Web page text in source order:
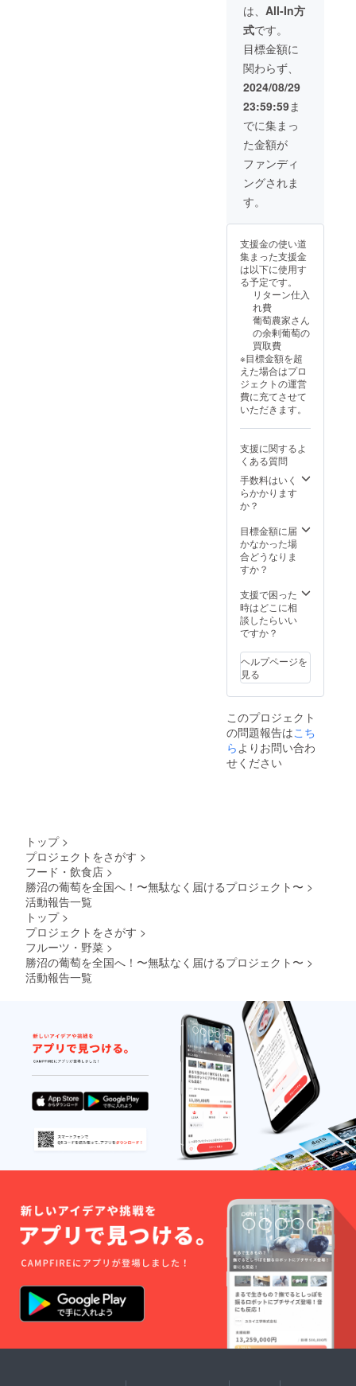
お召し
上がり
頂くこ
とをお
勧めい
たしま
す。冷
蔵保存
される
場合
は、2~3
日目安
をお勧
めいた
しま
の為、1
りの重
量は目
安とな
りま
す。 ※
に実が
取れて
しまう
場合が
ござい
ます。
※葡萄の
梱包や
配送に
して、
最善を
尽くし
ます。
法】通
常便(常
温便)
【賞味
期限、
保存方
法】到
着後、
30分~1
時間程
冷やし
てから
できる
だけお
早めに
頂くこ
勧めい
たしま
す。冷
蔵保存
される
は、2~3
日目安
をお勧
めいた
しま
す。 ※
農産物
の為、1
房あた
量は目
安とな
りま
す。 ※
配送中
取れて
しまう
場合が
ござい
※葡萄の
梱包や
配送に
つきま
最善を
尽くし
ます。
は、 All-In方
式です。
目標金額に
関わらず、
2024/08/29
23:59:59ま
でに集まっ
た金額が
ファンディ
ングされま
す。
支援金の使い道
集まった支援金
は以下に使用す
る予定です。
リターン仕入
れ費
葡萄農家さん
の余剰葡萄の
買取費
※目標金額を超
えた場合はプロ
ジェクトの運営
費に充てさせて
いただきます。
支援に関するよ
くある質問
手数料はいく
らかかります
か？
目標金額に届
かなかった場
合どうなりま
すか？
支援で困った
時はどこに相
談したらいい
ですか？
ヘルプページを
見る
このプロジェクト
の問題報告はこち
ら よりお問い合わ
せください
トップ >
プロジェクトをさがす >
フード・飲食店 >
勝沼の葡萄を全国へ！〜無駄なく届けるプロジェクト〜 >
活動報告一覧
トップ >
プロジェクトをさがす >
フルーツ・野菜 >
勝沼の葡萄を全国へ！〜無駄なく届けるプロジェクト〜 >
活動報告一覧